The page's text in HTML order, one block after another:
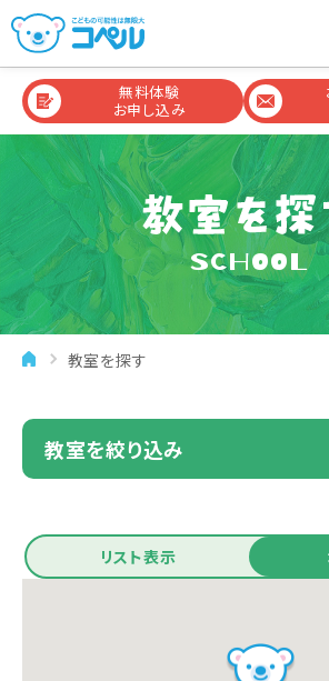
無料体験
お申し込み
SCHOOL
教室を探す
教室を絞り込み
リスト表示